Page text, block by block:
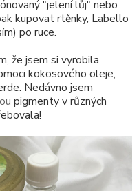
"jelení lůj" nebo
kupovat rtěnky, Labello
po ruce.
že jsem si vyrobila
kokosového oleje,
Nedávno jsem
pigmenty v různých